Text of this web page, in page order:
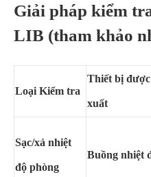
Giải pháp kiểm
LIB (tham khảo
Loại Kiểm tra
Thiết bị
xuất
Sạc/xả nhiệt
độ phòng
Buồng nhiệt